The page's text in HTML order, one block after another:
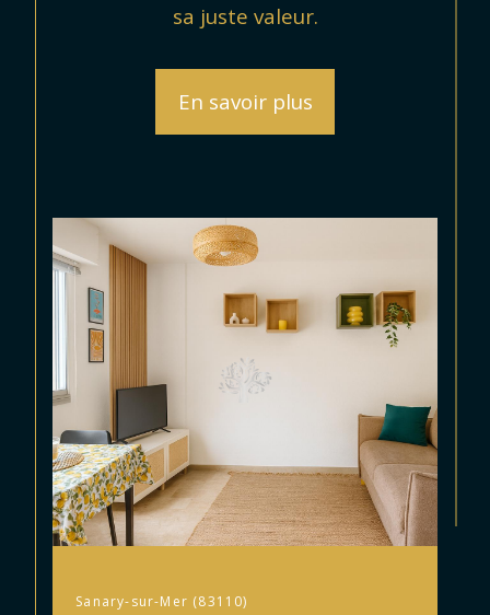
sa juste valeur.
En savoir plus
Sanary-sur-Mer (83110)